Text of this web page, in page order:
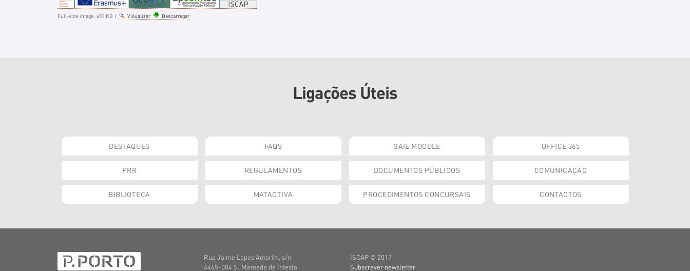
Full-size image: 651 KB | Visualizar Descarregar
Ligações Úteis
DESTAQUES FAQS GAIE MOODLE OFFICE 365
PRR REGULAMENTOS DOCUMENTOS PÚBLICOS COMUNICAÇÃO
BIBLIOTECA MATACTIVA PROCEDIMENTOS CONCURSAIS CONTACTOS
Rua Jaime Lopes Amorim, s/n
4465-004 S. Mamede de Infesta
ISCAP © 2017
Subscrever newsletter